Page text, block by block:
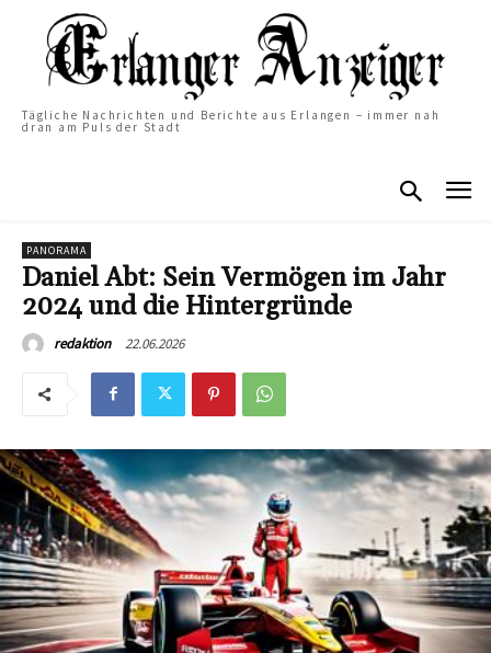
Tägliche Nachrichten und Berichte aus Erlangen – immer nah
dran am Puls der Stadt
PANORAMA
Daniel Abt: Sein Vermögen im Jahr
2024 und die Hintergründe
redaktion 22.06.2026